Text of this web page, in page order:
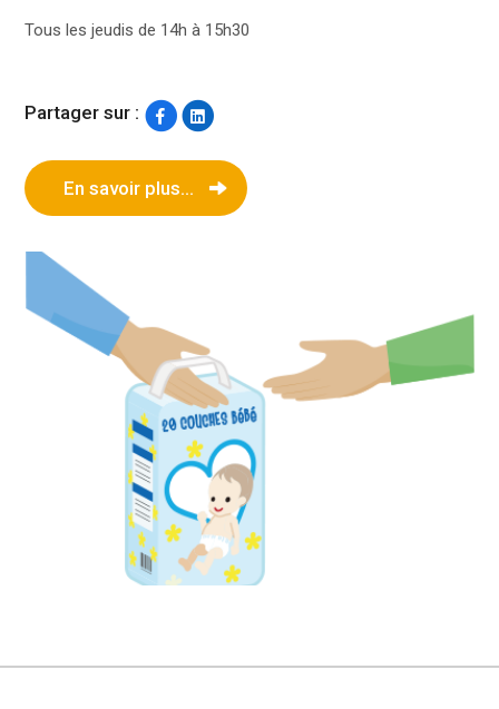
Tous les jeudis de 14h à 15h30
Partager sur :
En savoir plus...